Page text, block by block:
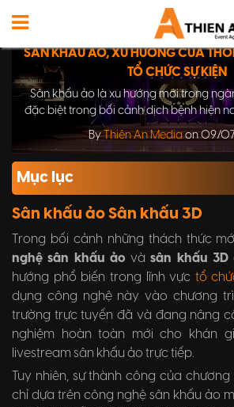
SÂN KHẤU ẢO, XU HƯỚNG CỦA
TỔ CHỨC SỰ KIỆN
Sân khấu ảo là xu hướng mới trong
đặc biệt trong bối cảnh dịch bệnh hiện
số, sân khấu ảo cho phép tổ chức sự kiện
ưu điểm vượt trội, giúp tiết kiệm chi phí
khán giả. Hãy cùng tìm hiểu về xu
ByThiên An Mediaon 09/
Mục lục
Sân khấu ảo Sân khấu 3D
Trong bối cảnh những thách thức
nghệ sân khấu ảo vàsân khấu 3D
hướng phổ biến trong lĩnh vực tổ
dụng công nghệ này vào chương
trường trực tuyến đã và đang nâng
nghiệm hoàn toàn mới cho khán
livestream sân khấu ảo trực tiếp.
Tuy nhiên, sự thành công của
chỉ dựa trên công nghệ sân khấu ảo